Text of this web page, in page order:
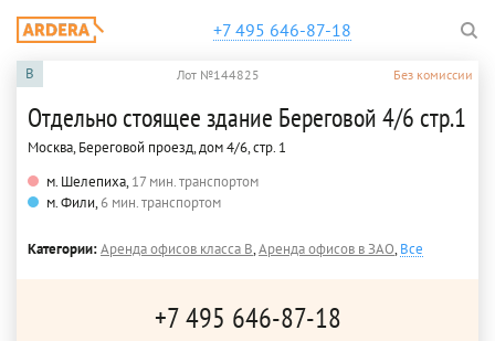
+7 495 646-87-18
B Лот №144825 Без комиссии
Отдельно стоящее здание Береговой 4/6 стр.1
Москва, Береговой проезд, дом 4/6, стр. 1
м. Шелепиха,17 мин. транспортом
м. Фили,6 мин. транспортом
Категории:Аренда офисов класса B,Аренда офисов в ЗАО,Все
+7 495 646-87-18